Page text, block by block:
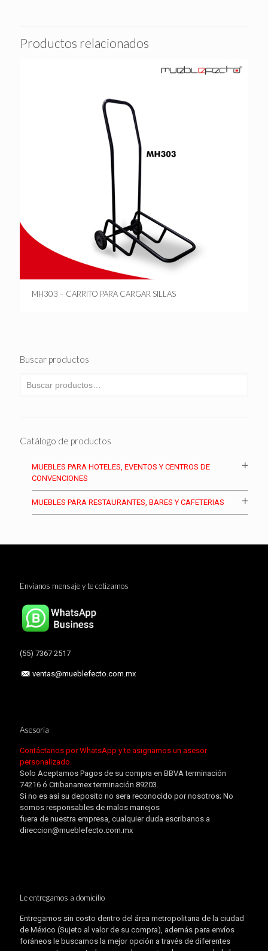
Productos relacionados
MH303 – CARRITO PARA CARGAR SILLAS
Buscar productos
Catálogo de productos
MUEBLES PARA HOTELES, EVENTOS Y CENTROS DE
CONVENCIONES
MUEBLES PARA RESTAURANTES, BARES Y CAFETERIAS
Envíanos mensaje y te cotizamos
(55) 7367 2517
ventas@mueblefecto.com.mx
Asesoría
Contáctanos por WhatsApp y te asignamos un asesor
personalizado.
Solo Aceptamos Pagos de su compra en BBVA terminación
74216 ó Citibanamex terminación 89203.
Si no es así su deposito no sera reconocido por nosotros; No
somos responsables de malos manejos
fuera de nuestra empresa, cualquier duda escribanos a
direccion@mueblefecto.com.mx
Le entregamos a domicilio
Entregamos sin costo dentro del área metropolitana de la ciudad
de México (Sujeto al valor de su compra), además para envíos
foráneos le buscamos la mejor opción a través de diferentes